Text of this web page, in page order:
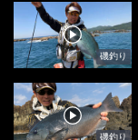
磯釣り
磯釣り